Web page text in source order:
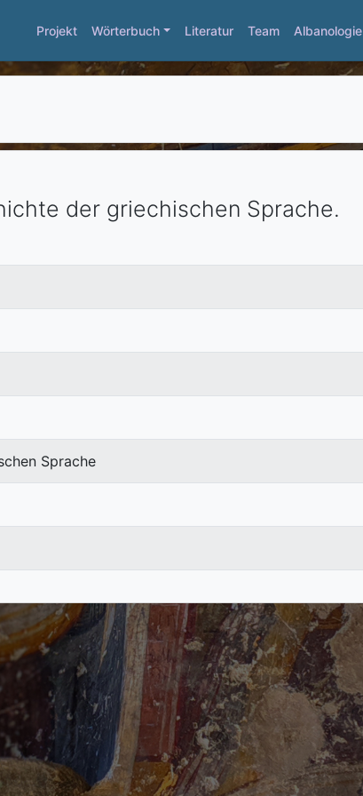
Projekt Wörterbuch Literatur Team Albanologie
der griechischen Sprache.
Sprache